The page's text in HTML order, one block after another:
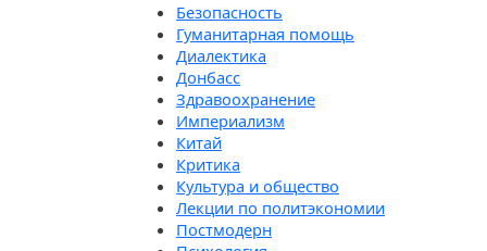
Безопасность
Гуманитарная помощь
Диалектика
Донбасс
Здравоохранение
Империализм
Китай
Критика
Культура и общество
Лекции по политэкономии
Постмодерн